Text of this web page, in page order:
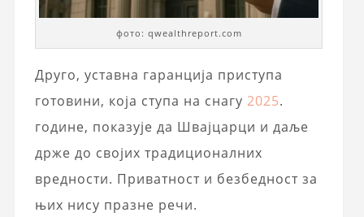
фото: qwealthreport.com
Друго, уставна гаранција приступа
готовини, која ступа на снагу 2025.
године, показује да Швајцарци и даље
држе до својих традиционалних
вредности. Приватност и безбедност за
њих нису празне речи.